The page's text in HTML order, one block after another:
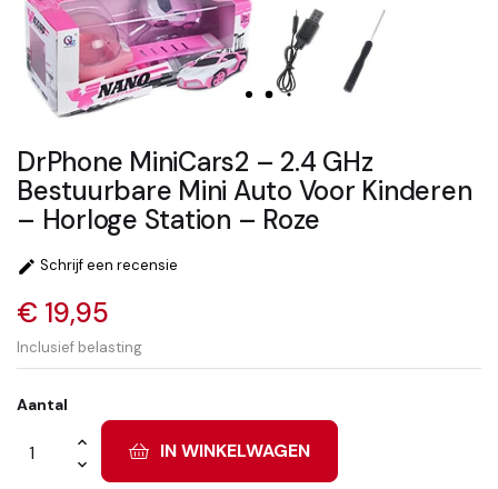
DrPhone MiniCars2 – 2.4 GHz
Bestuurbare Mini Auto Voor Kinderen
– Horloge Station – Roze
 Schrijf een recensie
€ 19,95
Inclusief belasting
Aantal
IN WINKELWAGEN